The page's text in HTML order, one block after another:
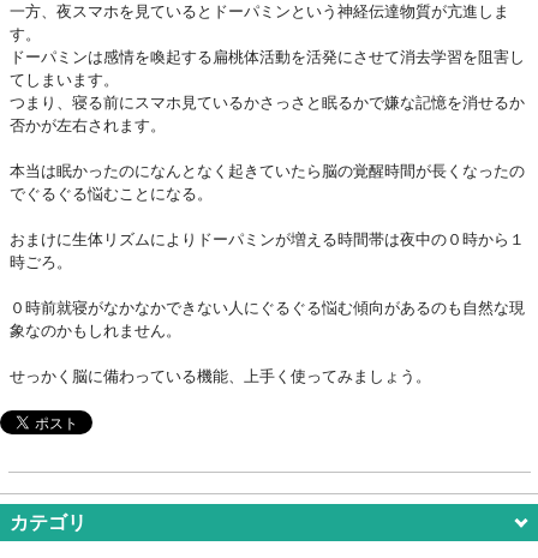
一方、夜スマホを見ているとドーパミンという神経伝達物質が亢進しま
す。
ドーパミンは感情を喚起する扁桃体活動を活発にさせて消去学習を阻害し
てしまいます。
つまり、寝る前にスマホ見ているかさっさと眠るかで嫌な記憶を消せるか
否かが左右されます。
本当は眠かったのになんとなく起きていたら脳の覚醒時間が長くなったの
でぐるぐる悩むことになる。
おまけに生体リズムによりドーパミンが増える時間帯は夜中の０時から１
時ごろ。
０時前就寝がなかなかできない人にぐるぐる悩む傾向があるのも自然な現
象なのかもしれません。
せっかく脳に備わっている機能、上手く使ってみましょう。
カテゴリ